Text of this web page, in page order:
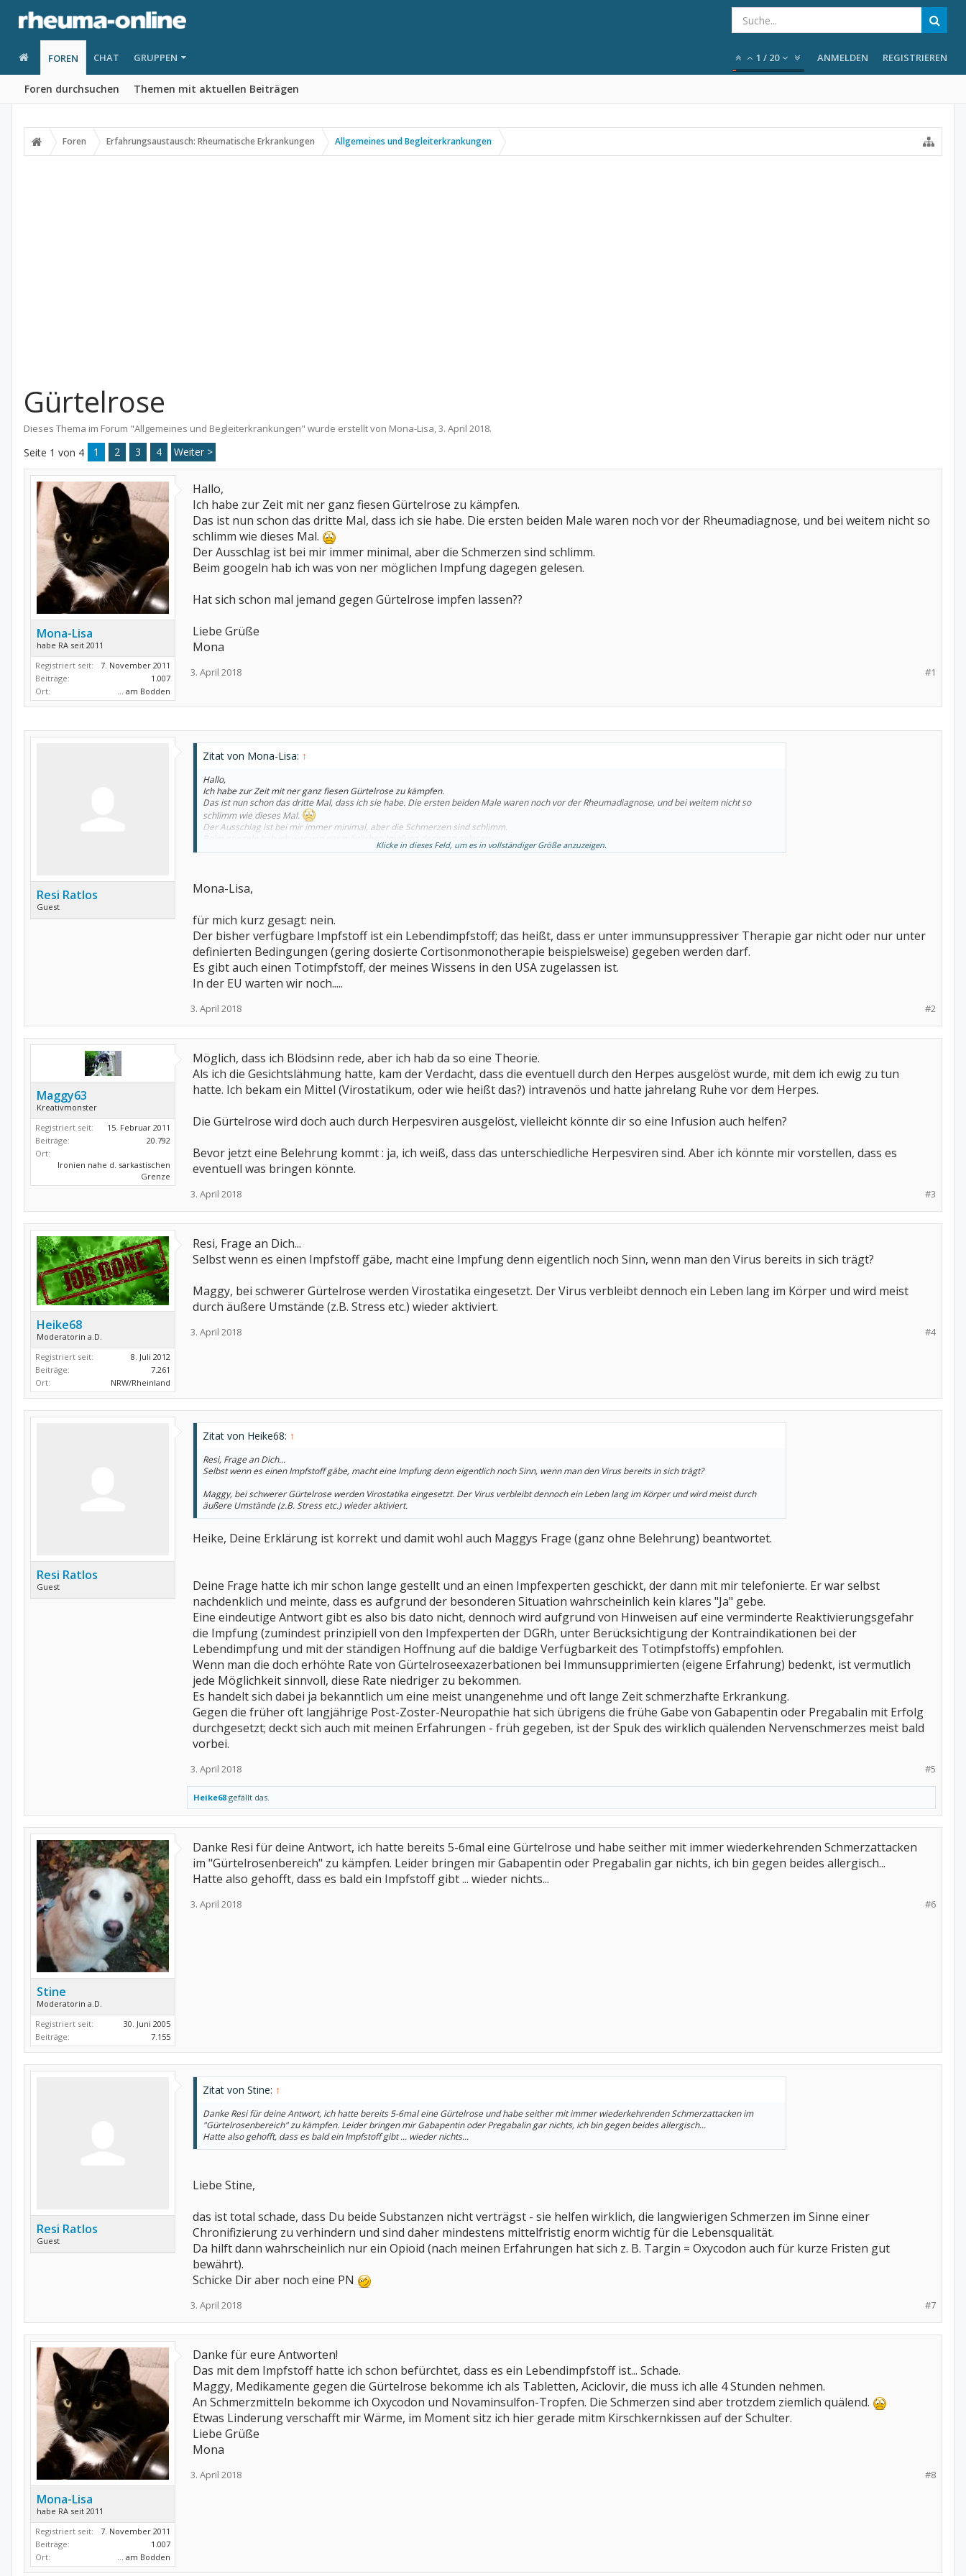
FOREN
Foren durchsuchen Themen mit aktuellen Beiträgen
CHAT GRUPPEN 1 / 20 ANMELDEN REGISTRIEREN
Foren Erfahrungsaustausch: Rheumatische Erkrankungen Allgemeines und Begleiterkrankungen
Gürtelrose
Dieses Thema im Forum "Allgemeines und Begleiterkrankungen" wurde erstellt von Mona-Lisa,3. April 2018.
Seite 1 von 4 1 2 3 4 Weiter >
Mona-Lisa
habe RA seit 2011
Registriert seit:
7. November 2011
Beiträge:
1.007
Ort:
... am Bodden
Hallo,
Ich habe zur Zeit mit ner ganz fiesen Gürtelrose zu kämpfen.
Das ist nun schon das dritte Mal, dass ich sie habe. Die ersten beiden Male waren noch vor der Rheumadiagnose, und bei weitem nicht so
schlimm wie dieses Mal.
Der Ausschlag ist bei mir immer minimal, aber die Schmerzen sind schlimm.
Beim googeln hab ich was von ner möglichen Impfung dagegen gelesen.
Hat sich schon mal jemand gegen Gürtelrose impfen lassen??
Liebe Grüße
Mona
#1
3. April 2018
Resi Ratlos
Guest
Zitat von Mona-Lisa: ↑
Hallo,
Ich habe zur Zeit mit ner ganz fiesen Gürtelrose zu kämpfen.
Das ist nun schon das dritte Mal, dass ich sie habe. Die ersten beiden Male waren noch vor der Rheumadiagnose, und bei weitem nicht so
schlimm wie dieses Mal.
Der Ausschlag ist bei mir immer minimal, aber die Schmerzen sind schlimm.
Liebe Grüße
Mona
Klicke in dieses Feld, um es in vollständiger Größe anzuzeigen.
Mona-Lisa,
für mich kurz gesagt: nein.
Der bisher verfügbare Impfstoff ist ein Lebendimpfstoff; das heißt, dass er unter immunsuppressiver Therapie gar nicht oder nur unter
definierten Bedingungen (gering dosierte Cortisonmonotherapie beispielsweise) gegeben werden darf.
Es gibt auch einen Totimpfstoff, der meines Wissens in den USA zugelassen ist.
In der EU warten wir noch.....
#2
3. April 2018
Maggy63
Kreativmonster
Registriert seit:
15. Februar 2011
Beiträge:
20.792
Ort:
Ironien nahe d. sarkastischen
Grenze
Möglich, dass ich Blödsinn rede, aber ich hab da so eine Theorie.
Als ich die Gesichtslähmung hatte, kam der Verdacht, dass die eventuell durch den Herpes ausgelöst wurde, mit dem ich ewig zu tun
hatte. Ich bekam ein Mittel (Virostatikum, oder wie heißt das?) intravenös und hatte jahrelang Ruhe vor dem Herpes.
Die Gürtelrose wird doch auch durch Herpesviren ausgelöst, vielleicht könnte dir so eine Infusion auch helfen?
Bevor jetzt eine Belehrung kommt : ja, ich weiß, dass das unterschiedliche Herpesviren sind. Aber ich könnte mir vorstellen, dass es
eventuell was bringen könnte.
#3
3. April 2018
Heike68
Moderatorin a.D.
Registriert seit:
8. Juli 2012
Beiträge:
7.261
Ort:
NRW/Rheinland
Resi, Frage an Dich...
Selbst wenn es einen Impfstoff gäbe, macht eine Impfung denn eigentlich noch Sinn, wenn man den Virus bereits in sich trägt?
Maggy, bei schwerer Gürtelrose werden Virostatika eingesetzt. Der Virus verbleibt dennoch ein Leben lang im Körper und wird meist
durch äußere Umstände (z.B. Stress etc.) wieder aktiviert.
#4
3. April 2018
Resi Ratlos
Guest
Zitat von Heike68: ↑
Resi, Frage an Dich...
Selbst wenn es einen Impfstoff gäbe, macht eine Impfung denn eigentlich noch Sinn, wenn man den Virus bereits in sich trägt?
Maggy, bei schwerer Gürtelrose werden Virostatika eingesetzt. Der Virus verbleibt dennoch ein Leben lang im Körper und wird meist durch
äußere Umstände (z.B. Stress etc.) wieder aktiviert.
Heike, Deine Erklärung ist korrekt und damit wohl auch Maggys Frage (ganz ohne Belehrung) beantwortet.
Deine Frage hatte ich mir schon lange gestellt und an einen Impfexperten geschickt, der dann mit mir telefonierte. Er war selbst
nachdenklich und meinte, dass es aufgrund der besonderen Situation wahrscheinlich kein klares "Ja" gebe.
Eine eindeutige Antwort gibt es also bis dato nicht, dennoch wird aufgrund von Hinweisen auf eine verminderte Reaktivierungsgefahr
die Impfung (zumindest prinzipiell von den Impfexperten der DGRh, unter Berücksichtigung der Kontraindikationen bei der
Lebendimpfung und mit der ständigen Hoffnung auf die baldige Verfügbarkeit des Totimpfstoffs) empfohlen.
Wenn man die doch erhöhte Rate von Gürtelroseexazerbationen bei Immunsupprimierten (eigene Erfahrung) bedenkt, ist vermutlich
jede Möglichkeit sinnvoll, diese Rate niedriger zu bekommen.
Es handelt sich dabei ja bekanntlich um eine meist unangenehme und oft lange Zeit schmerzhafte Erkrankung.
Gegen die früher oft langjährige Post-Zoster-Neuropathie hat sich übrigens die frühe Gabe von Gabapentin oder Pregabalin mit Erfolg
durchgesetzt; deckt sich auch mit meinen Erfahrungen - früh gegeben, ist der Spuk des wirklich quälenden Nervenschmerzes meist bald
vorbei.
#5
3. April 2018
Heike68 gefällt das.
Stine
Moderatorin a.D.
Registriert seit:
30. Juni 2005
Beiträge:
7.155
Danke Resi für deine Antwort, ich hatte bereits 5-6mal eine Gürtelrose und habe seither mit immer wiederkehrenden Schmerzattacken
im "Gürtelrosenbereich" zu kämpfen. Leider bringen mir Gabapentin oder Pregabalin gar nichts, ich bin gegen beides allergisch...
Hatte also gehofft, dass es bald ein Impfstoff gibt ... wieder nichts...
#6
3. April 2018
Resi Ratlos
Guest
Zitat von Stine: ↑
Danke Resi für deine Antwort, ich hatte bereits 5-6mal eine Gürtelrose und habe seither mit immer wiederkehrenden Schmerzattacken im
"Gürtelrosenbereich" zu kämpfen. Leider bringen mir Gabapentin oder Pregabalin gar nichts, ich bin gegen beides allergisch...
Hatte also gehofft, dass es bald ein Impfstoff gibt ... wieder nichts...
Liebe Stine,
das ist total schade, dass Du beide Substanzen nicht verträgst - sie helfen wirklich, die langwierigen Schmerzen im Sinne einer
Chronifizierung zu verhindern und sind daher mindestens mittelfristig enorm wichtig für die Lebensqualität.
Da hilft dann wahrscheinlich nur ein Opioid (nach meinen Erfahrungen hat sich z. B. Targin = Oxycodon auch für kurze Fristen gut
bewährt).
Schicke Dir aber noch eine PN
#7
3. April 2018
Mona-Lisa
habe RA seit 2011
Registriert seit:
7. November 2011
Beiträge:
1.007
Ort:
... am Bodden
Danke für eure Antworten!
Das mit dem Impfstoff hatte ich schon befürchtet, dass es ein Lebendimpfstoff ist... Schade.
Maggy, Medikamente gegen die Gürtelrose bekomme ich als Tabletten, Aciclovir, die muss ich alle 4 Stunden nehmen.
An Schmerzmitteln bekomme ich Oxycodon und Novaminsulfon-Tropfen. Die Schmerzen sind aber trotzdem ziemlich quälend.
Etwas Linderung verschafft mir Wärme, im Moment sitz ich hier gerade mitm Kirschkernkissen auf der Schulter.
Liebe Grüße
Mona
#8
3. April 2018